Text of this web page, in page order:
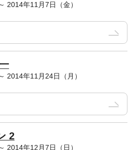
2014年11月7日（金）
2014年11月24日（月）
2
2014年12月7日（日）